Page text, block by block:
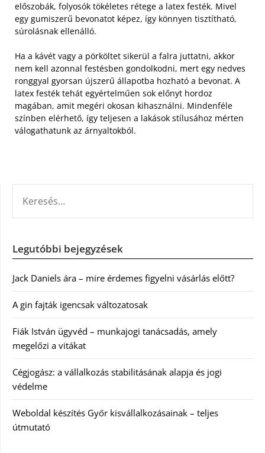
előszobák, folyosók tökéletes rétege a latex festék. Mivel
egy gumiszerű bevonatot képez, így könnyen tisztítható,
súrolásnak ellenálló.
Ha a kávét vagy a pörköltet sikerül a falra juttatni, akkor
nem kell azonnal festésben gondolkodni, mert egy nedves
ronggyal gyorsan újszerű állapotba hozható a bevonat. A
latex festék tehát egyértelműen sok előnyt hordoz
magában, amit megéri okosan kihasználni. Mindenféle
színben elérhető, így teljesen a lakások stílusához mérten
válogathatunk az árnyaltokból.
Legutóbbi bejegyzések
Jack Daniels ára – mire érdemes figyelni vásárlás előtt?
A gin fajták igencsak változatosak
Fiák István ügyvéd – munkajogi tanácsadás, amely
megelőzi a vitákat
Cégjogász: a vállalkozás stabilitásának alapja és jogi
védelme
Weboldal készítés Győr kisvállalkozásainak – teljes
útmutató